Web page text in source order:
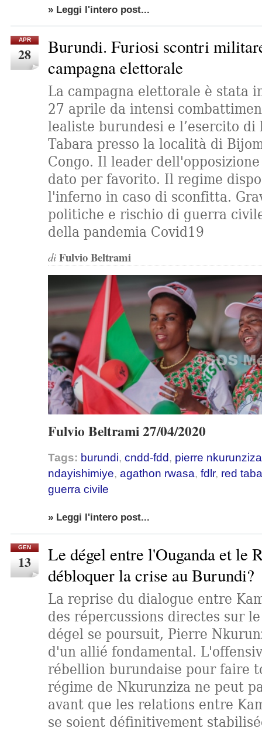
» Leggi l'intero post...
APR
28
Burundi. Furiosi scontri
campagna elettorale
La campagna elettorale è stata
27 aprile da intensi
lealiste burundesi e l’esercito di
Tabara presso la località di
Congo. Il leader
dato per favorito. Il regime
l'inferno in caso di sconfitta.
politiche e rischio di guerra
della pandemia Covid19
di Fulvio Beltrami
Fulvio Beltrami 27/04/2020
Tags: burundi, cndd-fdd, pierre nkurunziza
ndayishimiye, agathon rwasa, fdlr, red
guerra civile
» Leggi l'intero post...
GEN
13
Le dégel entre l'Ouganda et le
débloquer la crise au Burundi?
La reprise du dialogue entre
des répercussions directes sur
dégel se poursuit, Pierre
d'un allié fondamental.
rébellion burundaise pour faire
régime de Nkurunziza ne peut
avant que les relations entre
se soient définitivement